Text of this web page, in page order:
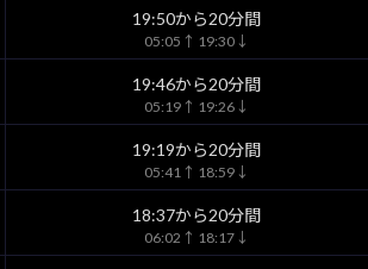
19:50から20分間
05:05↑ 19:30↓
19:46から20分間
05:19↑ 19:26↓
19:19から20分間
05:41↑ 18:59↓
18:37から20分間
06:02↑ 18:17↓